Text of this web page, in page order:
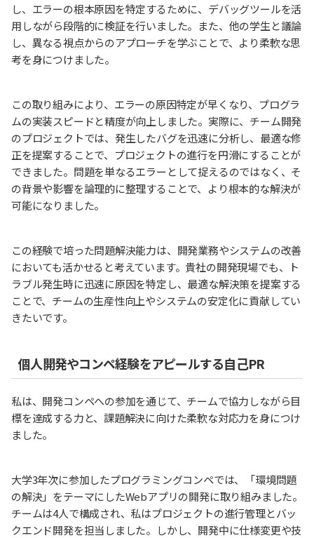
し、エラーの根本原因を特定するために、デバッグツールを活
用しながら段階的に検証を行いました。また、他の学生と議論
し、異なる視点からのアプローチを学ぶことで、より柔軟な思
考を身につけました。
この取り組みにより、エラーの原因特定が早くなり、プログラ
ムの実装スピードと精度が向上しました。実際に、チーム開発
のプロジェクトでは、発生したバグを迅速に分析し、最適な修
正を提案することで、プロジェクトの進行を円滑にすることが
できました。問題を単なるエラーとして捉えるのではなく、そ
の背景や影響を論理的に整理することで、より根本的な解決が
可能になりました。
この経験で培った問題解決能力は、開発業務やシステムの改善
においても活かせると考えています。貴社の開発現場でも、ト
ラブル発生時に迅速に原因を特定し、最適な解決策を提案する
ことで、チームの生産性向上やシステムの安定化に貢献してい
きたいです。
個人開発やコンペ経験をアピールする自己PR
私は、開発コンペへの参加を通じて、チームで協力しながら目
標を達成する力と、課題解決に向けた柔軟な対応力を身につけ
ました。
大学3年次に参加したプログラミングコンペでは、「環境問題
の解決」をテーマにしたWebアプリの開発に取り組みました。
チームは4人で構成され、私はプロジェクトの進行管理とバッ
クエンド開発を担当しました。しかし、開発中に仕様変更や技